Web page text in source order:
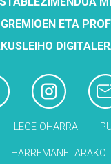
ETA
LEGE OHARRA
HARREMANETARAKO